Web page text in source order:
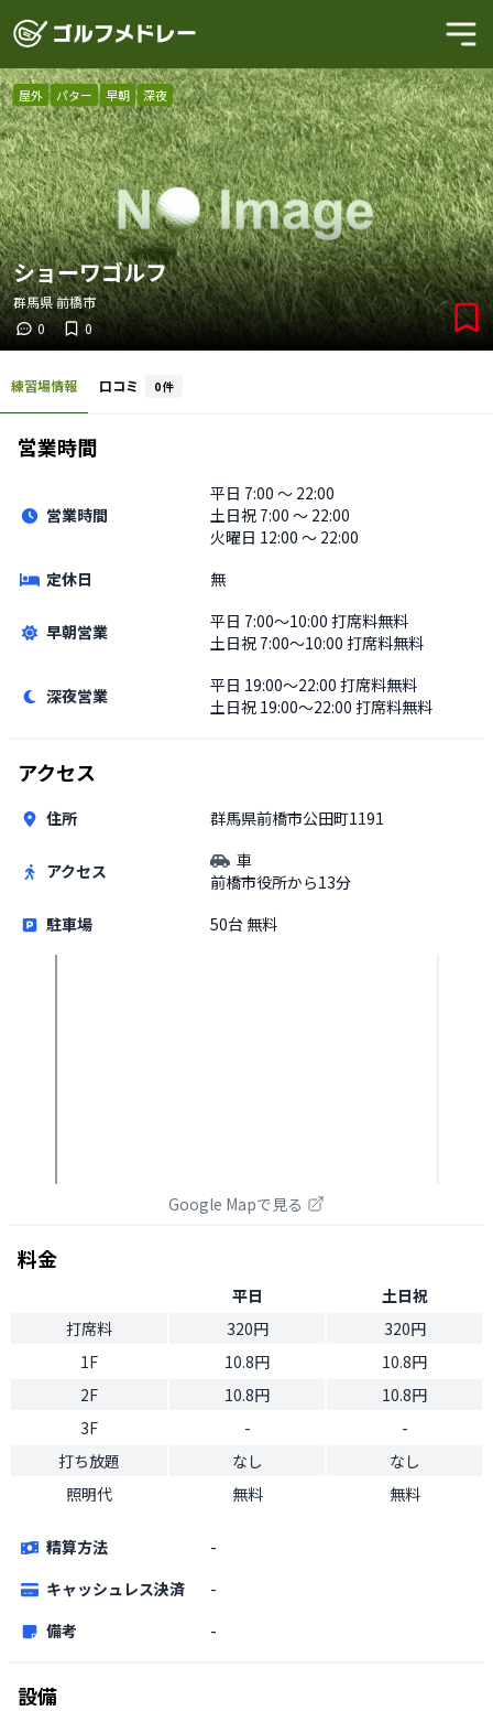
屋外 パター 早朝 深夜
ショーワゴルフ
群馬県前橋市
0
0
練習場情報 口コミ 0件
営業時間
営業時間
平日 7:00 〜 22:00
土日祝 7:00 〜 22:00
火曜日 12:00 〜 22:00
定休日
無
早朝営業 平日 7:00〜10:00 打席料無料
土日祝 7:00〜10:00 打席料無料
深夜営業 平日 19:00〜22:00 打席料無料
土日祝 19:00〜22:00 打席料無料
アクセス
住所 群馬県前橋市公田町1191
アクセス
車
前橋市役所から13分
駐車場
50台 無料
Google Mapで見る
料金
平日
土日祝
打席料
320円
320円
1F
10.8円
10.8円
2F
10.8円
10.8円
3F
-
-
打ち放題
なし
なし
照明代
無料 無料
精算方法
-
キャッシュレス決済
-
備考
-
設備